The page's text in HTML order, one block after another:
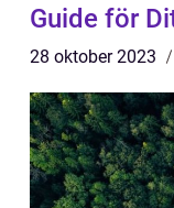
Guide för
28 oktober 2023